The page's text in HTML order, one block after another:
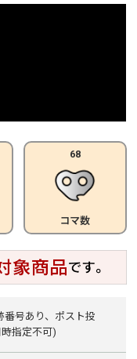
68
コマ数
番号あり、ポスト投
指定不可)